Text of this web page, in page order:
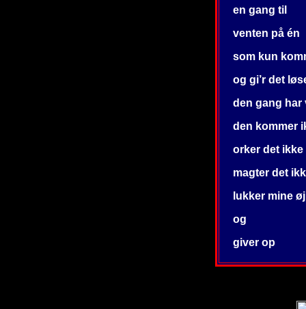
en gang til
venten på én
som kun
og gi’r det
den gang
den kommer
orker det ikke
magter det
lukker mine
og
giver op